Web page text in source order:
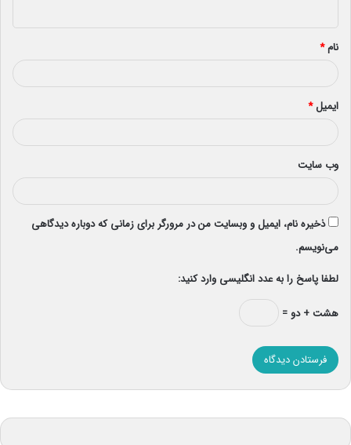
*
نام*
ایمیل*
وب‌ سایت
ذخیره نام، ایمیل و وبسایت من در مرورگر برای زمانی که دوباره دیدگاهی
می‌نویسم.
لطفا پاسخ را به عدد انگلیسی وارد کنید:
هشت + دو =